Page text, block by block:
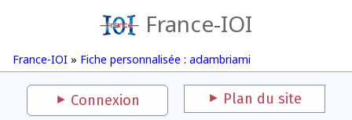
France-IOI
France-IOI » Fiche personnalisée : adambriami
Connexion Plan du site